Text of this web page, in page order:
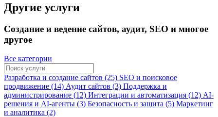
Другие услуги
Создание и ведение сайтов, аудит, SEO и многое
другое
Все категории
Разработка и создание сайтов (25) SEO и поисковое
продвижение (14) Аудит сайтов (3) Поддержка и
администрирование (12) Интеграции и автоматизация (12) AI-
решения и AI-агенты (3) Безопасность и защита (5) Маркетинг
и аналитика (2)